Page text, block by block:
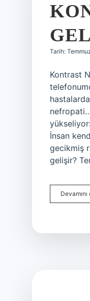
Tarih:
Kontrast
İnsan
gecikmiş
gelişir?